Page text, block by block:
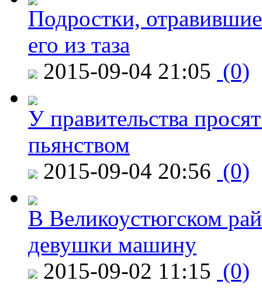
Подростки,
его из таза
2015-09-04 21:05 (0)
У правительства
пьянством
2015-09-04 20:56 (0)
В Великоустюгском
девушки машину
2015-09-02 11:15 (0)